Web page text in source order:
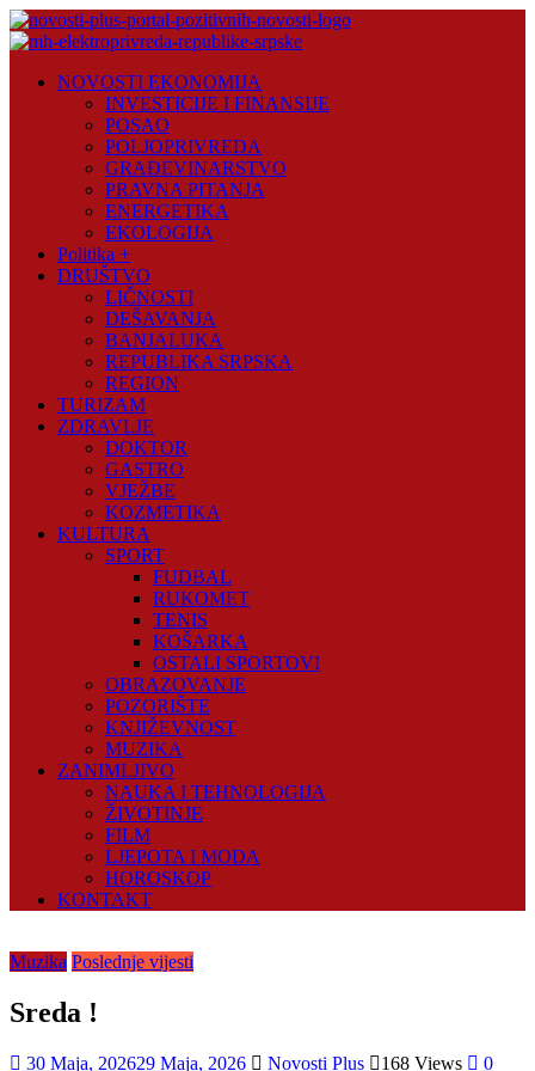
Skip
to
Plus
NOVOSTI EKONOMIJA
INVESTICIJE I FINANSIJE
POSAO
POLJOPRIVREDA
GRAĐEVINARSTVO
PRAVNA PITANJA
ENERGETIKA
EKOLOGIJA
Politika +
DRUŠTVO
LIČNOSTI
DEŠAVANJA
BANJALUKA
REPUBLIKA SRPSKA
REGION
TURIZAM
ZDRAVLJE
DOKTOR
GASTRO
VJEŽBE
KOZMETIKA
KULTURA
SPORT
FUDBAL
RUKOMET
TENIS
KOŠARKA
OSTALI SPORTOVI
OBRAZOVANJE
POZORIŠTE
KNJIŽEVNOST
MUZIKA
ZANIMLJIVO
NAUKA I TEHNOLOGIJA
ŽIVOTINJE
FILM
LJEPOTA I MODA
HOROSKOP
KONTAKT
Muzika Poslednje vijesti
Sreda !
30 Maja, 202629 Maja, 2026 Novosti Plus 168 Views
0